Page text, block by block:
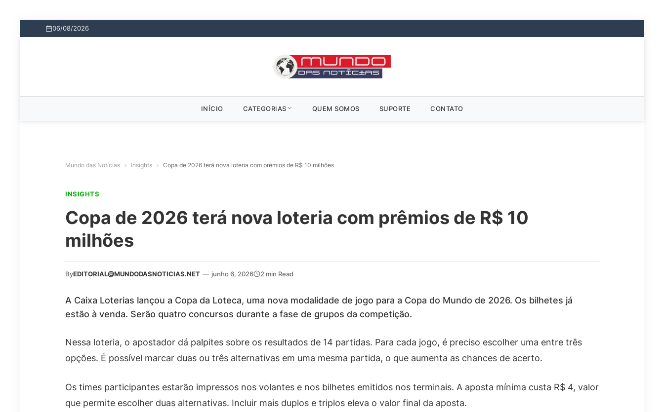
06/08/2026
INÍCIO CATEGORIAS QUEM SOMOS SUPORTE CONTATO
Mundo das Notícias » Insights » Copa de 2026 terá nova loteria com prêmios de R$ 10 milhões
INSIGHTS
Copa de 2026 terá nova loteria com prêmios de R$ 10
milhões
ByEDITORIAL@MUNDODASNOTICIAS.NET — junho 6, 2026 2 min Read
A Caixa Loterias lançou a Copa da Loteca, uma nova modalidade de jogo para a Copa do Mundo de 2026. Os bilhetes já
estão à venda. Serão quatro concursos durante a fase de grupos da competição.
Nessa loteria, o apostador dá palpites sobre os resultados de 14 partidas. Para cada jogo, é preciso escolher uma entre três
opções. É possível marcar duas ou três alternativas em uma mesma partida, o que aumenta as chances de acerto.
Os times participantes estarão impressos nos volantes e nos bilhetes emitidos nos terminais. A aposta mínima custa R$ 4, valor
que permite escolher duas alternativas. Incluir mais duplos e triplos eleva o valor final da aposta.